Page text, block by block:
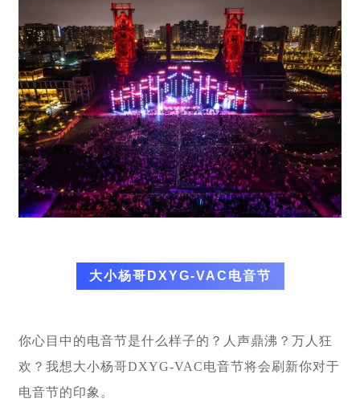
大小杨哥DXYG-VAC电音节
你心目中的电音节是什么样子的？人声鼎沸？万人狂
欢？我想大小杨哥DXYG-VAC电音节将会刷新你对于
电音节的印象。